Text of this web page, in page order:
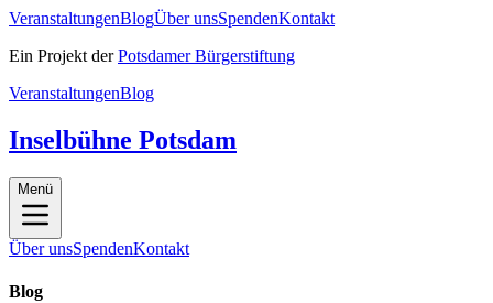
VeranstaltungenBlogÜber unsSpendenKontakt
Ein Projekt der Potsdamer Bürgerstiftung
VeranstaltungenBlog
Inselbühne Potsdam
Menü
Über unsSpendenKontakt
Blog